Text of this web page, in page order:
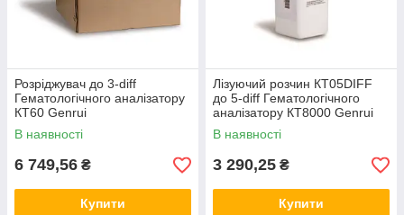
Розріджувач до 3-diff
Гематологічного аналізатору
КТ60 Genrui
В наявності
6 749,56 ₴
Купити
Лізуючий розчин КТ05DIFF
до 5-diff Гематологічного
аналізатору КТ8000 Genrui
В наявності
3 290,25 ₴
Купити